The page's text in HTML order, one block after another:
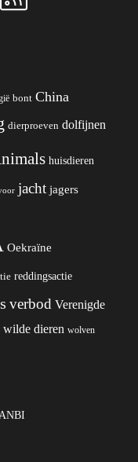
bont China
dierproeven dolfijnen
huisdieren
jacht jagers
Oekraïne
reddingsactie
verbod Verenigde
wilde dieren wolven
ANBI